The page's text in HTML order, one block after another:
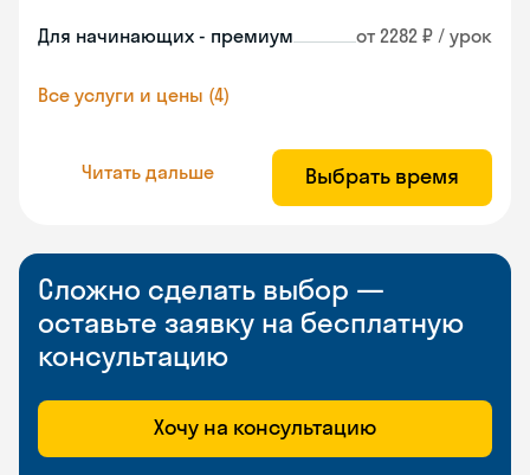
Для начинающих - премиум от 2282 ₽ / урок
Все услуги и цены (4)
Читать дальше Выбрать время
Сложно сделать выбор —
оставьте заявку на бесплатную
консультацию
Хочу на консультацию